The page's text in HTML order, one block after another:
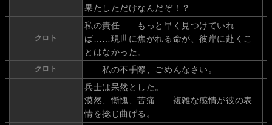
果たしただけなんだぞ！？
クロト
私の責任……もっと早く見つけていれ
ば……現世に焦がれる命が、彼岸に赴くこ
とはなかった。
クロト
……私の不手際、ごめんなさい。
兵士は呆然とした。
漠然、慚愧、苦痛……複雑な感情が彼の表
情を捻じ曲げる。